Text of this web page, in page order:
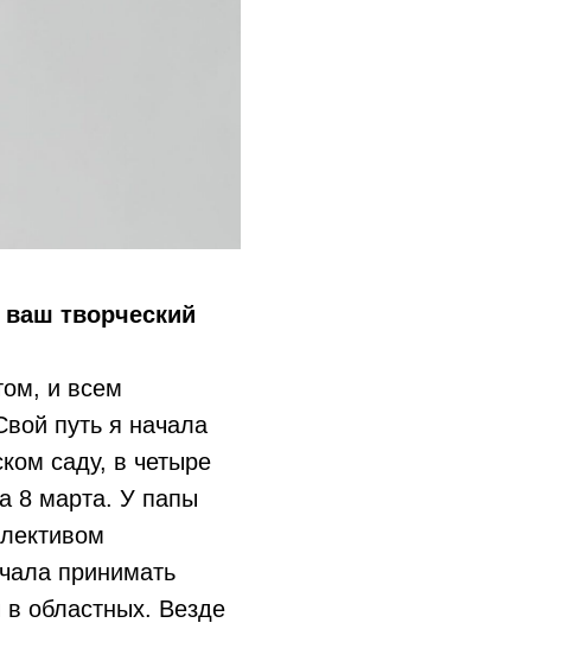
творческий
и всем
путь я начала
саду, в четыре
8 марта. У папы
принимать
в областных. Везде